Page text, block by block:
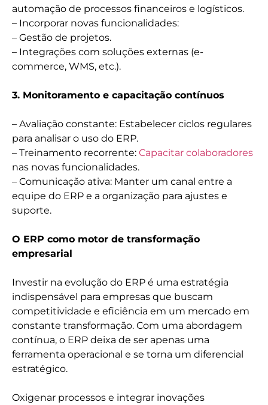
automação de processos financeiros e logísticos.
– Incorporar novas funcionalidades:
– Gestão de projetos.
– Integrações com soluções externas (e-
commerce, WMS, etc.).
3. Monitoramento e capacitação contínuos
– Avaliação constante: Estabelecer ciclos regulares
para analisar o uso do ERP.
– Treinamento recorrente: Capacitar colaboradores
nas novas funcionalidades.
– Comunicação ativa: Manter um canal entre a
equipe do ERP e a organização para ajustes e
suporte.
O ERP como motor de transformação
empresarial
Investir na evolução do ERP é uma estratégia
indispensável para empresas que buscam
competitividade e eficiência em um mercado em
constante transformação. Com uma abordagem
contínua, o ERP deixa de ser apenas uma
ferramenta operacional e se torna um diferencial
estratégico.
Oxigenar processos e integrar inovações